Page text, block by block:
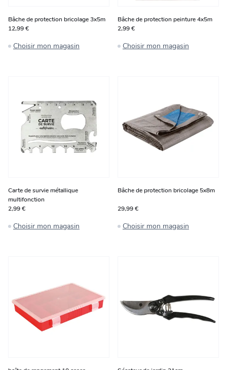
Bâche de protection bricolage 3x5m
12,99 €
Choisir mon magasin
Bâche de protection peinture 4x5m
2,99 €
Choisir mon magasin
Carte de survie métallique
multifonction
2,99 €
Choisir mon magasin
Bâche de protection bricolage 5x8m
29,99 €
Choisir mon magasin